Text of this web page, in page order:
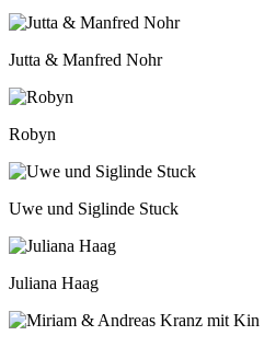
Jutta & Manfred Nohr
Robyn
Uwe und Siglinde Stuck
Juliana Haag